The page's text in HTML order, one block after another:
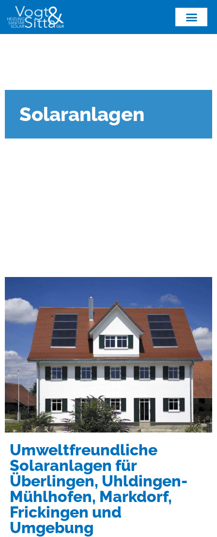
Solaranlagen
Umweltfreundliche
Solaranlagen für
Überlingen, Uhldingen-
Mühlhofen, Markdorf,
Frickingen und
Umgebung